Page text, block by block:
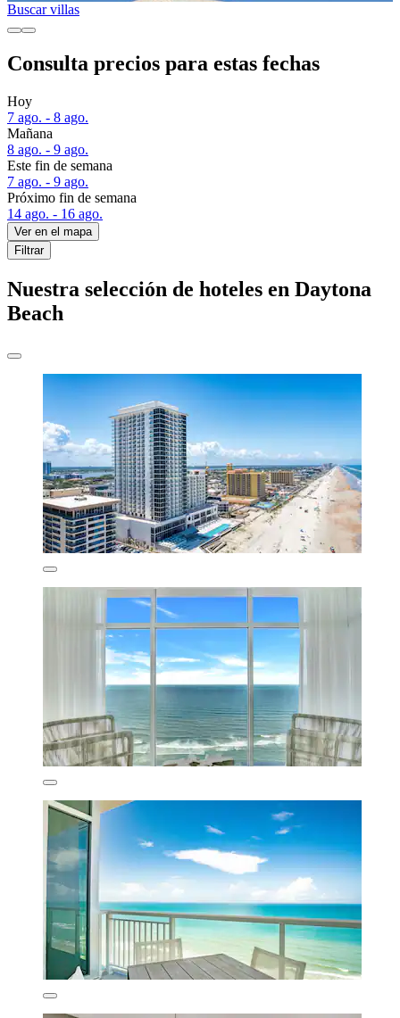
Buscar villas
Consulta precios para estas fechas
Hoy
7 ago. - 8 ago.
Mañana
8 ago. - 9 ago.
Este fin de semana
7 ago. - 9 ago.
Próximo fin de semana
14 ago. - 16 ago.
Ver en el mapa
Filtrar
Nuestra selección de hoteles en Daytona
Beach